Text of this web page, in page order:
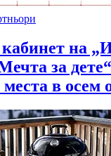
на
за
места в